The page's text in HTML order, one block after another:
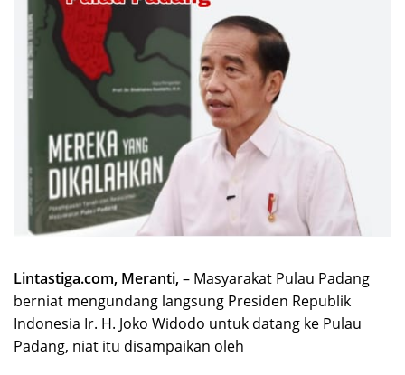
Lintastiga.com, Meranti,– Masyarakat Pulau Padang
berniat mengundang langsung Presiden Republik
Indonesia Ir. H. Joko Widodo untuk datang ke Pulau
Padang, niat itu disampaikan oleh